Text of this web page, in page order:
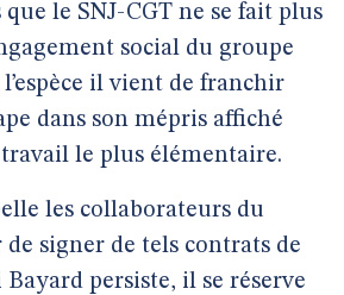
le SNJ-CGT ne se fait plus
social du groupe
il vient de franchir
dans son mépris affiché
le plus élémentaire.
les collaborateurs du
signer de tels contrats de
persiste, il se réserve